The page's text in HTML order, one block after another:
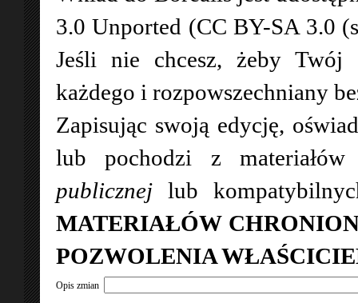
3.0 Unported (CC BY-SA 3.0
Jeśli nie chcesz, żeby Twój
każdego i rozpowszechniany
Zapisując swoją edycję,
lub pochodzi z
publicznej lub
MATERIAŁÓW
POZWOLENIA
Opis zmian